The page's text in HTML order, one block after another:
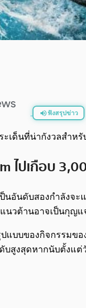
ฟังสรุปข่าว
ะเด็นที่น่ากังวลสำห
ไปเกือบ
นอันดับสองกำลังจ
นวต้านอาจเป็นกุญ
แบบของกิจกรรมข
บสูงสุดหากนับตั้งแ